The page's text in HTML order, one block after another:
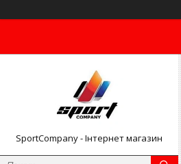
SportCompany - Інтернет магазин